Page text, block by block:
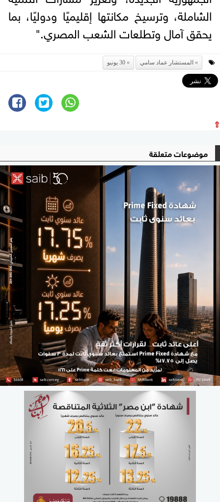
الشاملة، وترسيخ مكانتها إقليميًا ودوليًا، بما
يحقق آمال وتطلعات الشعب المصري."
المستشار عماد سامي 30 يونيو
⇧
موضوعات متعلقة